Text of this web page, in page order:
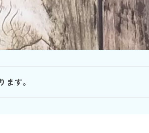
ます。